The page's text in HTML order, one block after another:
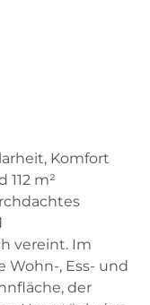
Komfort
m²
vereint. Im
, Ess- und
der